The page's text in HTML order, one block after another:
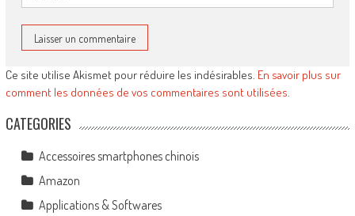
Ce site utilise Akismet pour réduire les indésirables. En savoir plus sur
comment les données de vos commentaires sont utilisées.
CATEGORIES
Accessoires smartphones chinois
Amazon
Applications & Softwares